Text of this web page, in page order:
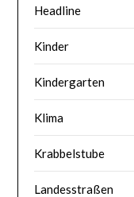
Headline
Kinder
Kindergarten
Klima
Krabbelstube
Landesstraßen